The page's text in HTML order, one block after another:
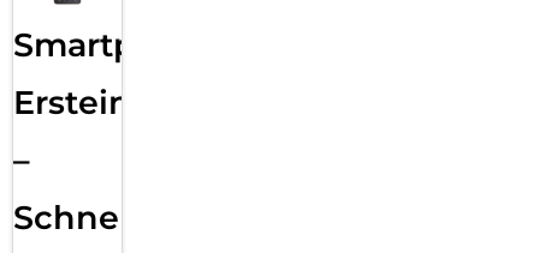
Smartphone
Ersteinrichtung
–
Schnelle